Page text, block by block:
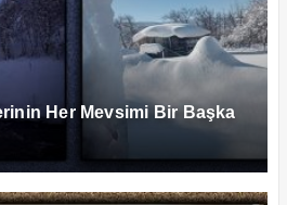
Her Mevsimi Bir Başka